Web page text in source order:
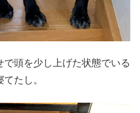
頭を少し上げた状態でいる
たし。